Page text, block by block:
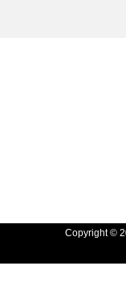
Copyright ©